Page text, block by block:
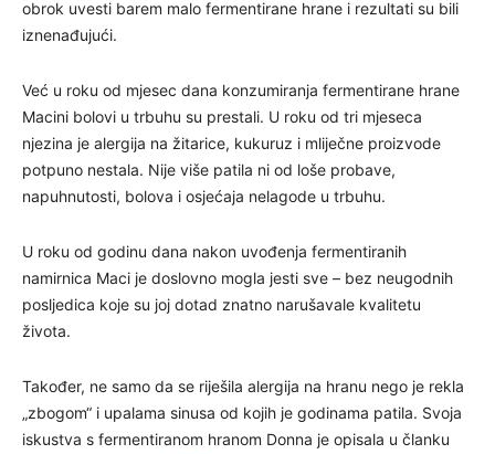
obrok uvesti barem malo fermentirane hrane i rezultati su bili
iznenađujući.
Već u roku od mjesec dana konzumiranja fermentirane hrane
Macini bolovi u trbuhu su prestali. U roku od tri mjeseca
njezina je alergija na žitarice, kukuruz i mliječne proizvode
potpuno nestala. Nije više patila ni od loše probave,
napuhnutosti, bolova i osjećaja nelagode u trbuhu.
U roku od godinu dana nakon uvođenja fermentiranih
namirnica Maci je doslovno mogla jesti sve – bez neugodnih
posljedica koje su joj dotad znatno narušavale kvalitetu
života.
Također, ne samo da se riješila alergija na hranu nego je rekla
„zbogom“ i upalama sinusa od kojih je godinama patila. Svoja
iskustva s fermentiranom hranom Donna je opisala u članku